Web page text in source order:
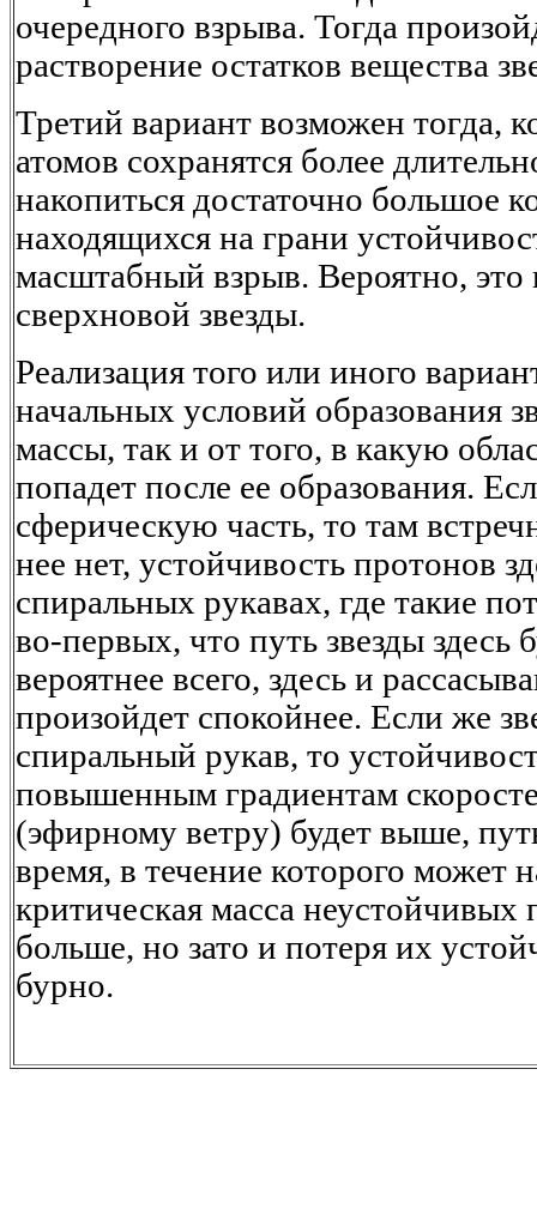
очередного взрыва. Тогда
растворение остатков вещества
Третий вариант возможен тогда,
атомов сохранятся более
накопиться достаточно большое
находящихся на грани
масштабный взрыв. Вероятно, это
сверхновой звезды.
Реализация того или иного
начальных условий образования
массы, так и от того, в какую
попадет после ее образования.
сферическую часть, то там
нее нет, устойчивость протонов
спиральных рукавах, где такие
во-первых, что путь звезды здесь
вероятнее всего, здесь и
произойдет спокойнее. Если же
спиральный рукав, то
повышенным градиентам
(эфирному ветру) будет выше,
время, в течение которого может
критическая масса неустойчивых
больше, но зато и потеря их
бурно.